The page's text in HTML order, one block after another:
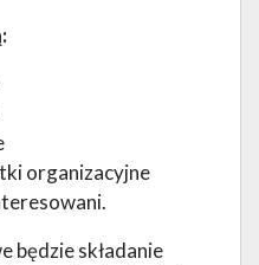
organizacyjne
będzie składanie